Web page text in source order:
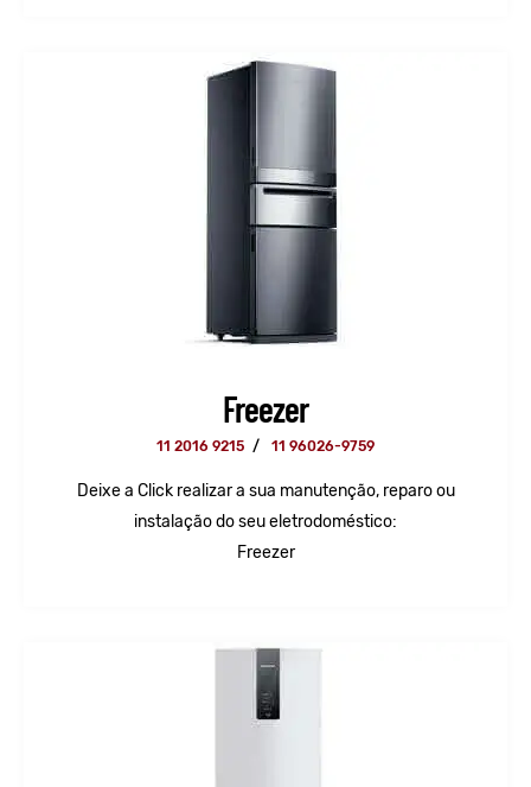
Freezer
11 2016 9215 / 11 96026-9759
Deixe a Click realizar a sua manutenção, reparo ou
instalação do seu eletrodoméstico:
Freezer